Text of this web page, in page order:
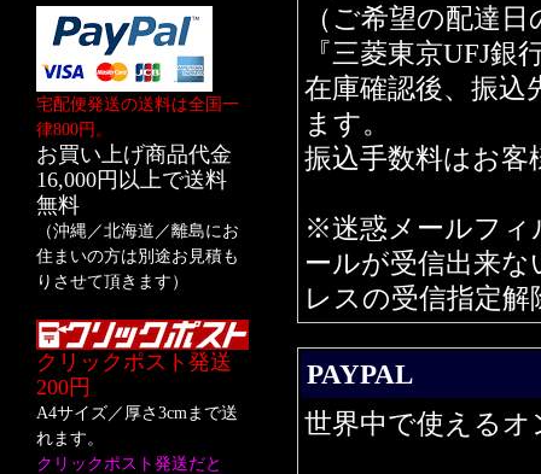
宅配便発送の送料は全国一
律800円。
お買い上げ商品代金
16,000円以上で送料
無料
（沖縄／北海道／離島にお
住まいの方は別途お見積も
りさせて頂きます）
クリックポスト発送
200円
A4サイズ／厚さ3cmまで送
れます。
クリックポスト発送だと
（ご希望の配達
『三菱東京UFJ
在庫確認後、振
ます。
振込手数料はお
※迷惑メールフィ
ールが受信出来な
レスの受信指定
PAYPAL
世界中で使える